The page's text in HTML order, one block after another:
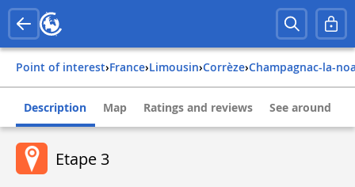
Point of interest› france› limousin› corrèze› champagnac-la-
Description Map Ratings and reviews See around
Etape 3